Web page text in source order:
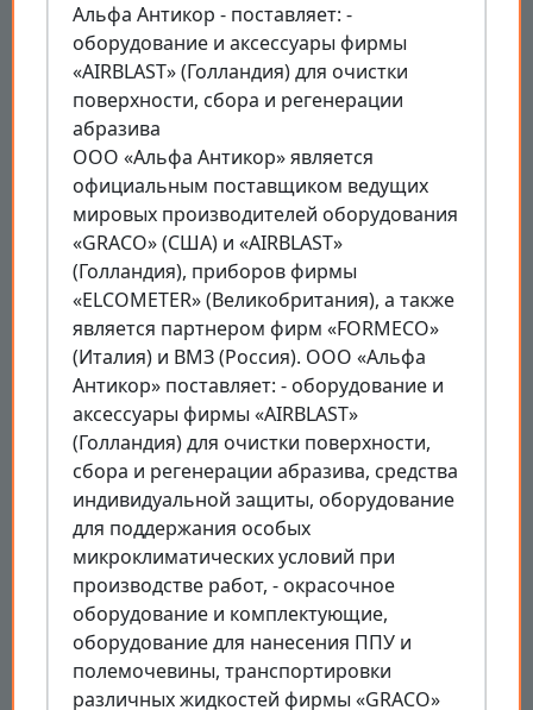
Альфа Антикор - поставляет: -
оборудование и аксессуары фирмы
«AIRBLAST» (Голландия) для очистки
поверхности, сбора и регенерации
абразива
ООО «Альфа Антикор» является
официальным поставщиком ведущих
мировых производителей оборудования
«GRACO» (США) и «AIRBLAST»
(Голландия), приборов фирмы
«ELCOMETER» (Великобритания), а также
является партнером фирм «FORMECO»
(Италия) и ВМЗ (Россия). ООО «Альфа
Антикор» поставляет: - оборудование и
аксессуары фирмы «AIRBLAST»
(Голландия) для очистки поверхности,
сбора и регенерации абразива, средства
индивидуальной защиты, оборудование
для поддержания особых
микроклиматических условий при
производстве работ, - окрасочное
оборудование и комплектующие,
оборудование для нанесения ППУ и
полемочевины, транспортировки
различных жидкостей фирмы «GRACO»